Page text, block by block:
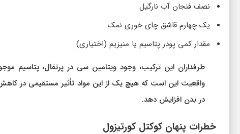
نصف فنجان آب نارگیل
یک چهارم قاشق چای‌ خوری نمک
مقدار کمی پودر پتاسیم یا منیزیم (اختیاری)
طرفداران این ترکیب، وجود ویتامین سی در پرتقال، پتاسیم
واقعیت این است که هیچ‌ یک از این مواد تأثیر مستقیمی در
در بدن افزایش دهد.
خطرات پنهان کوکتل کورتیزول